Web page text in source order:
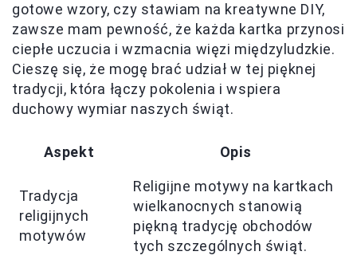
gotowe wzory, czy stawiam na kreatywne DIY,
zawsze mam pewność, że każda kartka przynosi
ciepłe uczucia i wzmacnia więzi międzyludzkie.
Cieszę się, że mogę brać udział w tej pięknej
tradycji, która łączy pokolenia i wspiera
duchowy wymiar naszych świąt.
Aspekt Opis
Tradycja
religijnych
motywów
Religijne motywy na kartkach
wielkanocnych stanowią
piękną tradycję obchodów
tych szczególnych świąt.